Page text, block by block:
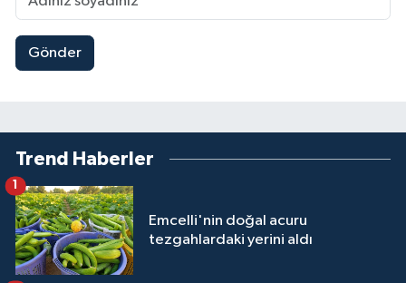
Gönder
Trend Haberler
Emcelli'nin doğal acuru
tezgahlardaki yerini aldı